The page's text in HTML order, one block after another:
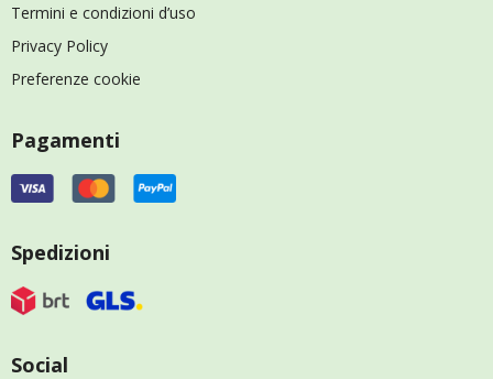
Termini e condizioni d’uso
Privacy Policy
Preferenze cookie
Pagamenti
Spedizioni
Social